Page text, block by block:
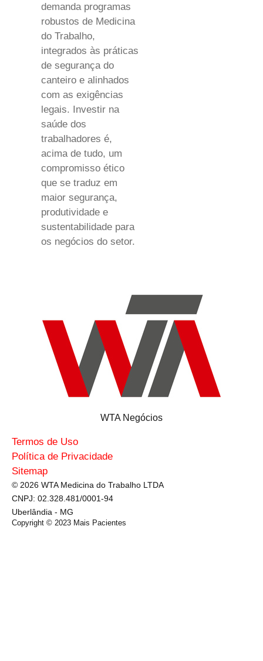
demanda programas
robustos de Medicina
do Trabalho,
integrados às práticas
de segurança do
canteiro e alinhados
com as exigências
legais. Investir na
saúde dos
trabalhadores é,
acima de tudo, um
compromisso ético
que se traduz em
maior segurança,
produtividade e
sustentabilidade para
os negócios do setor.
WTA Negócios
Termos de Uso
Política de Privacidade
Sitemap
© 2026 WTA Medicina do Trabalho LTDA
CNPJ: 02.328.481/0001-94
Uberlândia - MG
Copyright © 2023 Mais Pacientes